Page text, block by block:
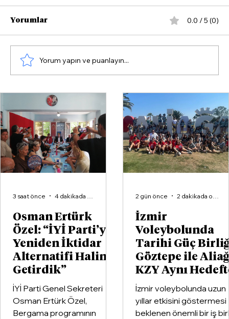
Osman Ertürk
Özel: “İYİ Parti’yi
Yeniden İktidar
Alternatifi Haline
Getirdik”
İYİ Parti Genel Sekreteri
Osman Ertürk Özel,
Bergama programının
3 saat önce
İzmir
Voleybolunda
Tarihi Güç
Göztepe ile
KZY Aynı
İzmir voleybolunda uzun
yıllar etkisini göstermesi
beklenen önemli bir iş
2 gün önce
İzmir Techno 293 Dünya
Şampiyonası İçin Tek Yürek
Yorumlar 0.0 / 5 (0)
Yorum yapın ve puanlayın...